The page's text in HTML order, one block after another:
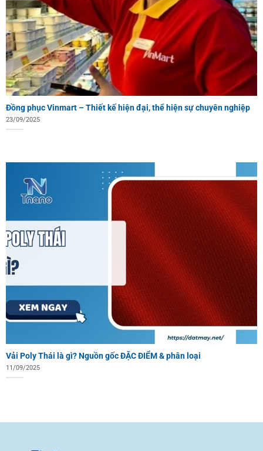
Đồng phục Vinmart – Thiết kế hiện đại, thể hiện sự chuyên nghiệp
23/09/2025
Vải Poly Thái là gì? Nguồn gốc ĐẶC ĐIỂM & phân loại
11/09/2025